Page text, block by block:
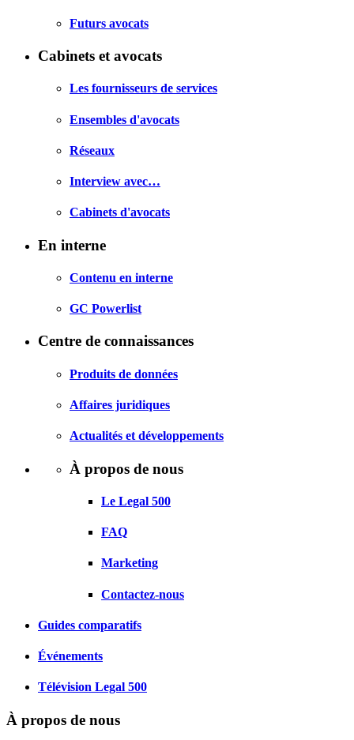
Futurs avocats
Cabinets et avocats
Les fournisseurs de services
Ensembles d'avocats
Réseaux
Interview avec…
Cabinets d'avocats
En interne
Contenu en interne
GC Powerlist
Centre de connaissances
Produits de données
Affaires juridiques
Actualités et développements
À propos de nous
Le Legal 500
FAQ
Marketing
Contactez-nous
Guides comparatifs
Événements
Télévision Legal 500
À propos de nous